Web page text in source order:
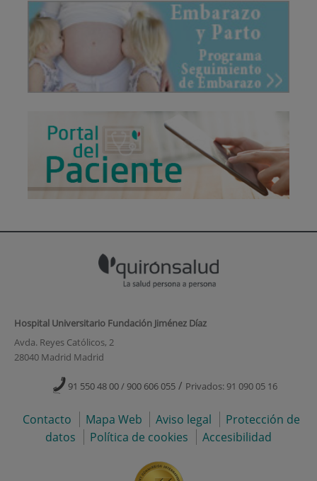
Hospital Universitario Fundación Jiménez Díaz
Avda. Reyes Católicos, 2
28040 Madrid Madrid
91 550 48 00 / 900 606 055 / Privados: 91 090 05 16
Contacto Mapa Web Aviso legal
Protección de
datos
Política de cookies Accesibilidad